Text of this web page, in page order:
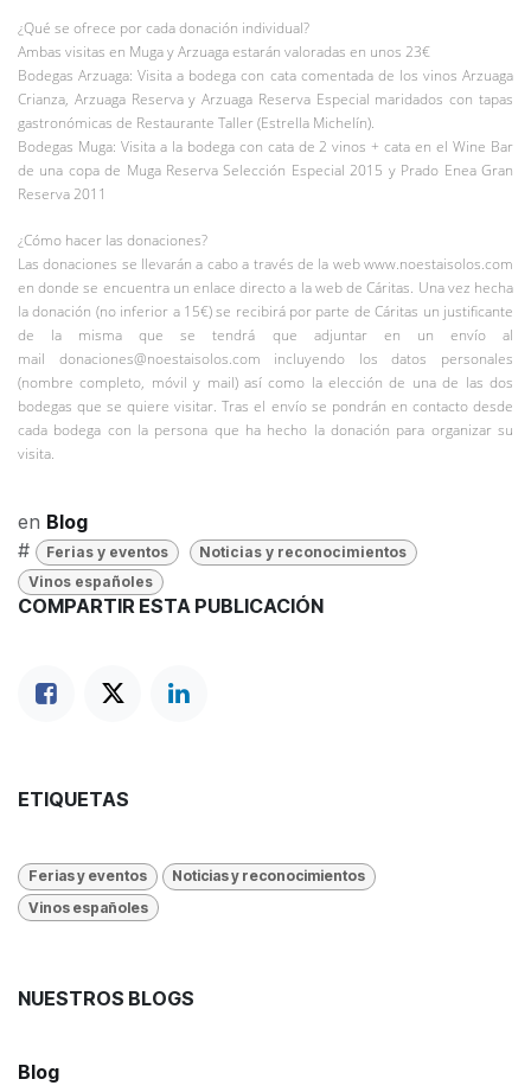
¿Qué se ofrece por cada donación individual?
Ambas visitas en Muga y Arzuaga estarán valoradas en unos 23€
Bodegas Arzuaga: Visita a bodega con cata comentada de los vinos Arzuaga
Crianza, Arzuaga Reserva y Arzuaga Reserva Especial maridados con tapas
gastronómicas de Restaurante Taller (Estrella Michelín).
Bodegas Muga: Visita a la bodega con cata de 2 vinos + cata en el Wine Bar
de una copa de Muga Reserva Selección Especial 2015 y Prado Enea Gran
Reserva 2011
¿Cómo hacer las donaciones?
Las donaciones se llevarán a cabo a través de la web www.noestaisolos.com
en donde se encuentra un enlace directo a la web de Cáritas. Una vez hecha
la donación (no inferior a 15€) se recibirá por parte de Cáritas un justificante
de la misma que se tendrá que adjuntar en un envío al
mail donaciones@noestaisolos.com incluyendo los datos personales
(nombre completo, móvil y mail) así como la elección de una de las dos
bodegas que se quiere visitar. Tras el envío se pondrán en contacto desde
cada bodega con la persona que ha hecho la donación para organizar su
visita.
en Blog
#
Ferias y eventos
Noticias y reconocimientos
Vinos españoles
COMPARTIR ESTA PUBLICACIÓN
ETIQUETAS
Ferias y eventos
Noticias y reconocimientos
Vinos españoles
NUESTROS BLOGS
Blog